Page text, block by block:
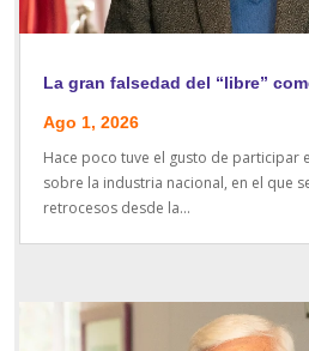
La gran falsedad del “libre”
Ago 1, 2026
Hace poco tuve el gusto de participar
sobre la industria nacional, en el que
retrocesos desde la...